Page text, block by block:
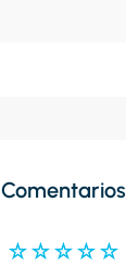
Comentarios
☆☆☆☆☆